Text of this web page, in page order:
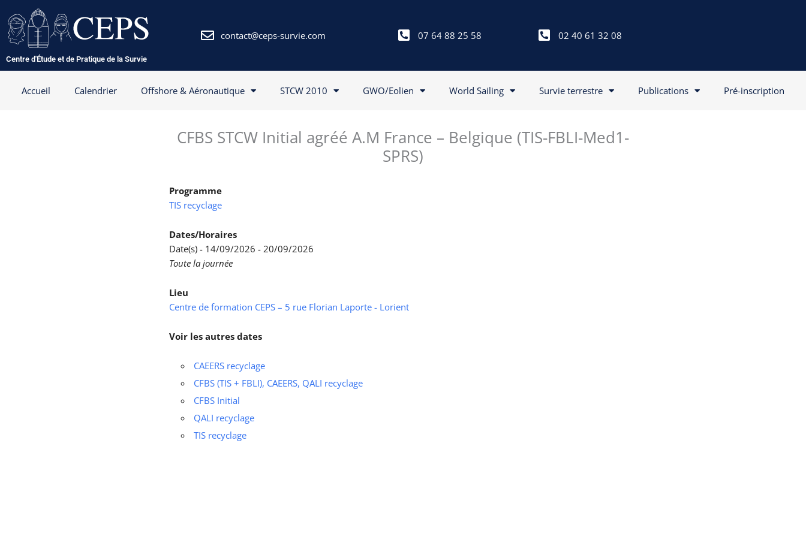
au
contenu
Centre d'Étude et de Pratique de la Survie
contact@ceps-survie.com 07 64 88 25 58 02 40 61 32 08
Accueil Calendrier Offshore & Aéronautique STCW 2010 GWO/Eolien World Sailing Survie terrestre Publications Pré-inscription
CFBS STCW Initial agréé A.M France – Belgique (TIS-FBLI-Med1-
SPRS)
Programme
TIS recyclage
Dates/Horaires
Date(s) - 14/09/2026 - 20/09/2026
Toute la journée
Lieu
Centre de formation CEPS – 5 rue Florian Laporte - Lorient
Voir les autres dates
CAEERS recyclage
CFBS (TIS + FBLI), CAEERS, QALI recyclage
CFBS Initial
QALI recyclage
TIS recyclage